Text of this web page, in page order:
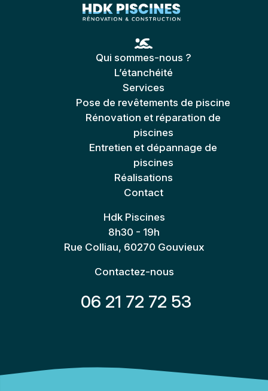
Qui sommes-nous ?
L’étanchéité
Services
Pose de revêtements de piscine
Rénovation et réparation de
piscines
Entretien et dépannage de
piscines
Réalisations
Contact
Hdk Piscines
8h30 - 19h
Rue Colliau, 60270 Gouvieux
Contactez-nous
06 21 72 72 53